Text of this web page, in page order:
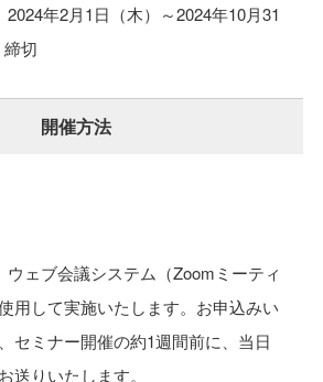
年2月1日（木）～2024年10月31
締切
開催方法
ェブ会議システム（Zoomミーティ
用して実施いたします。お申込みい
セミナー開催の約1週間前に、当日
送りいたします。